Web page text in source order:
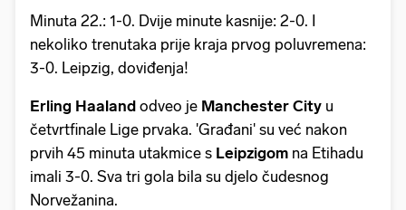
Minuta 22.: 1-0. Dvije minute kasnije: 2-0. I
nekoliko trenutaka prije kraja prvog poluvremena:
3-0. Leipzig, doviđenja!
Erling Haaland odveo je Manchester City u
četvrtfinale Lige prvaka. 'Građani' su već nakon
prvih 45 minuta utakmice s Leipzigom na Etihadu
imali 3-0. Sva tri gola bila su djelo čudesnog
Norvežanina.